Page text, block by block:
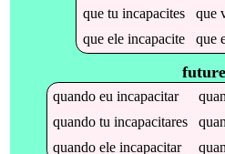
que tu incapacites que
que ele incapacite que
future
quandoeuincapacitar
quandotuincapacitares
quandoeleincapacitar